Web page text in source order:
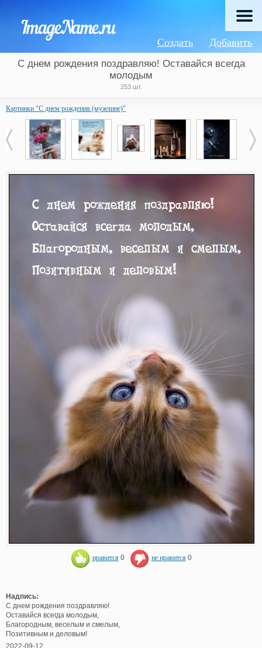
Добавить
Создать
С днем рождения поздравляю! Оставайся всегда
молодым
253 шт.
Картинки "С днем рождения (мужчине)"
нравится 0 не нравится 0
Надпись:
С днем рождения поздравляю!
Оставайся всегда молодым,
Благородным, веселым и смелым,
Позитивным и деловым!
2022-09-12